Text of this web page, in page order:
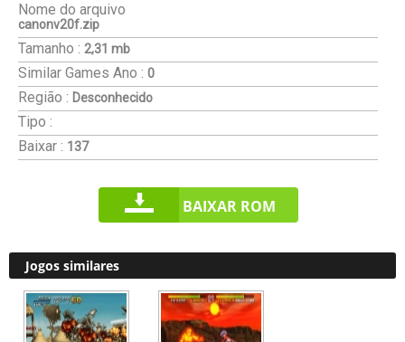
Nome do arquivo
canonv20f.zip
Tamanho : 2,31 mb
Similar Games Ano : 0
Região : Desconhecido
Tipo :
Baixar : 137
BAIXAR ROM
Jogos similares